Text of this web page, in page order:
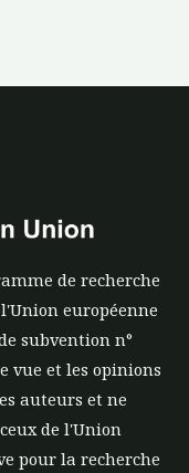
de recherche
européenne
subvention n°
vue et les opinions
auteurs et ne
de l'Union
pour la recherche